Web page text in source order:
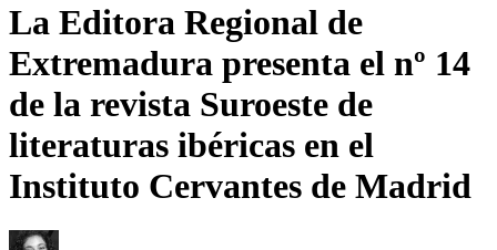
La Editora Regional de
Extremadura presenta el nº 14
de la revista Suroeste de
literaturas ibéricas en el
Instituto Cervantes de Madrid